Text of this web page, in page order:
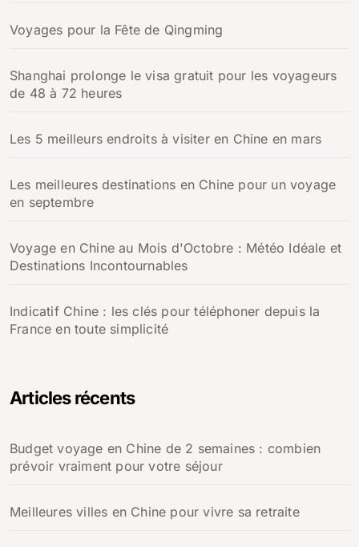
Voyages pour la Fête de Qingming
Shanghai prolonge le visa gratuit pour les voyageurs
de 48 à 72 heures
Les 5 meilleurs endroits à visiter en Chine en mars
Les meilleures destinations en Chine pour un voyage
en septembre
Voyage en Chine au Mois d'Octobre : Météo Idéale et
Destinations Incontournables
Indicatif Chine : les clés pour téléphoner depuis la
France en toute simplicité
Articles récents
Budget voyage en Chine de 2 semaines : combien
prévoir vraiment pour votre séjour
Meilleures villes en Chine pour vivre sa retraite